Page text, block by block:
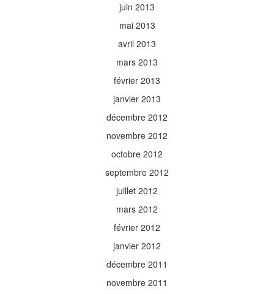
juin 2013
mai 2013
avril 2013
mars 2013
février 2013
janvier 2013
décembre 2012
novembre 2012
octobre 2012
septembre 2012
juillet 2012
mars 2012
février 2012
janvier 2012
décembre 2011
novembre 2011